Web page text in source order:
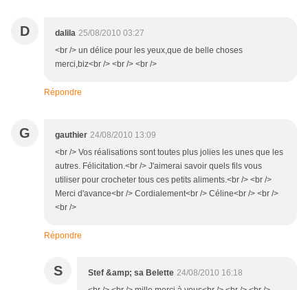
D dalila 25/08/2010 03:27
<br /> un délice pour les yeux,que de belle choses
merci,biz<br /> <br /> <br />
Répondre
G gauthier 24/08/2010 13:09
<br /> Vos réalisations sont toutes plus jolies les unes que les
autres. Félicitation.<br /> J'aimerai savoir quels fils vous
utiliser pour crocheter tous ces petits aliments.<br /> <br />
Merci d'avance<br /> Cordialement<br /> Céline<br /> <br />
<br />
Répondre
S Stef &amp; sa Belette 24/08/2010 16:18